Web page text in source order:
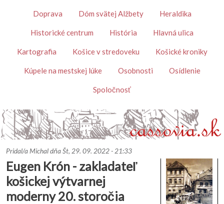
TémyDoprava Dóm svätej Alžbety Heraldika
Historické centrum História Hlavná ulica
Kartografia Košice v stredoveku Košické kroniky
Kúpele na mestskej lúke Osobnosti Osídlenie
Spoločnosť
Pridal/a MichaldňaŠt, 29. 09. 2022 - 21:33
Eugen Krón - zakladateľ
košickej výtvarnej
moderny 20. storočia